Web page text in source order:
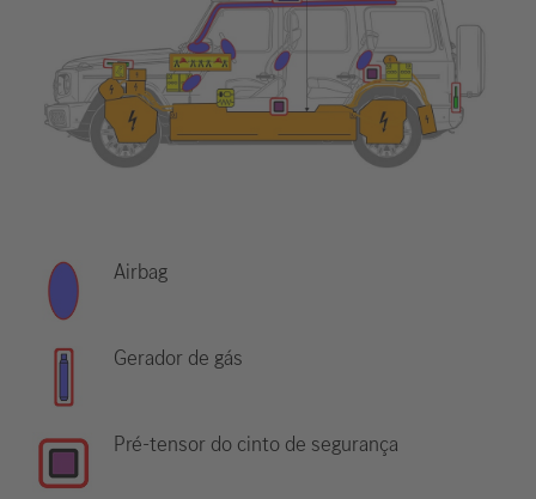
Airbag
Gerador de gás
Pré-tensor do cinto de segurança